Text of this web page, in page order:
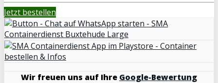
Jetzt bestellen
Wir freuen uns auf Ihre Google-Bewertung